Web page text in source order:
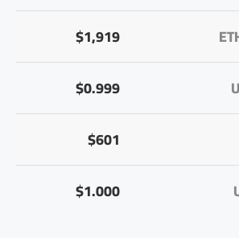
$1,919
$0.999
$601
$1.000